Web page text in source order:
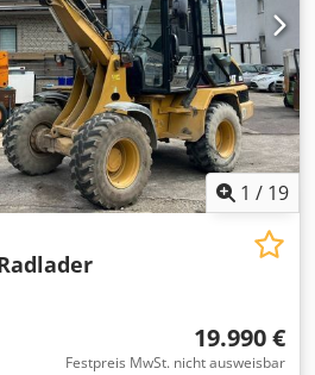
1 / 19
19.990 €
Festpreis MwSt. nicht ausweisbar